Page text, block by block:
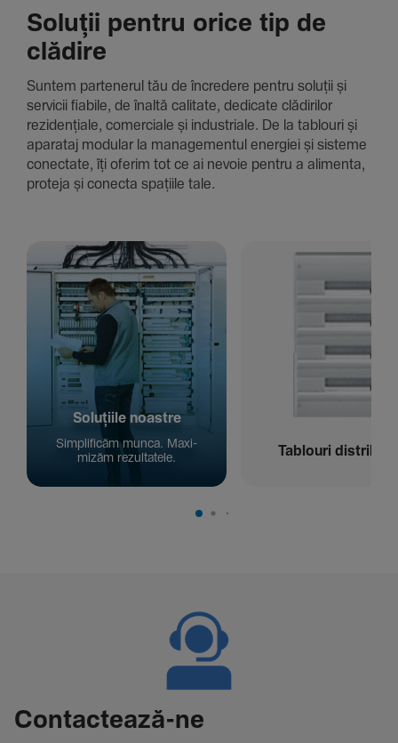
Soluții pentru orice tip de
clădire
Suntem parte­nerul tău de încre­dere pentru soluții și
servicii fiabile, de înaltă cali­tate, dedi­cate clădi­rilor
rezi­den­țiale, comer­ciale și indus­triale. De la tablouri și
aparataj modular la managementul energiei și sisteme
conec­tate, îți oferim tot ce ai nevoie pentru a alimenta,
proteja și conecta spațiile tale.
Solu­țiile noastre
Simpli­ficăm munca. Maxi­
mizăm rezul­ta­tele.
Tablouri
Contac­tează-ne